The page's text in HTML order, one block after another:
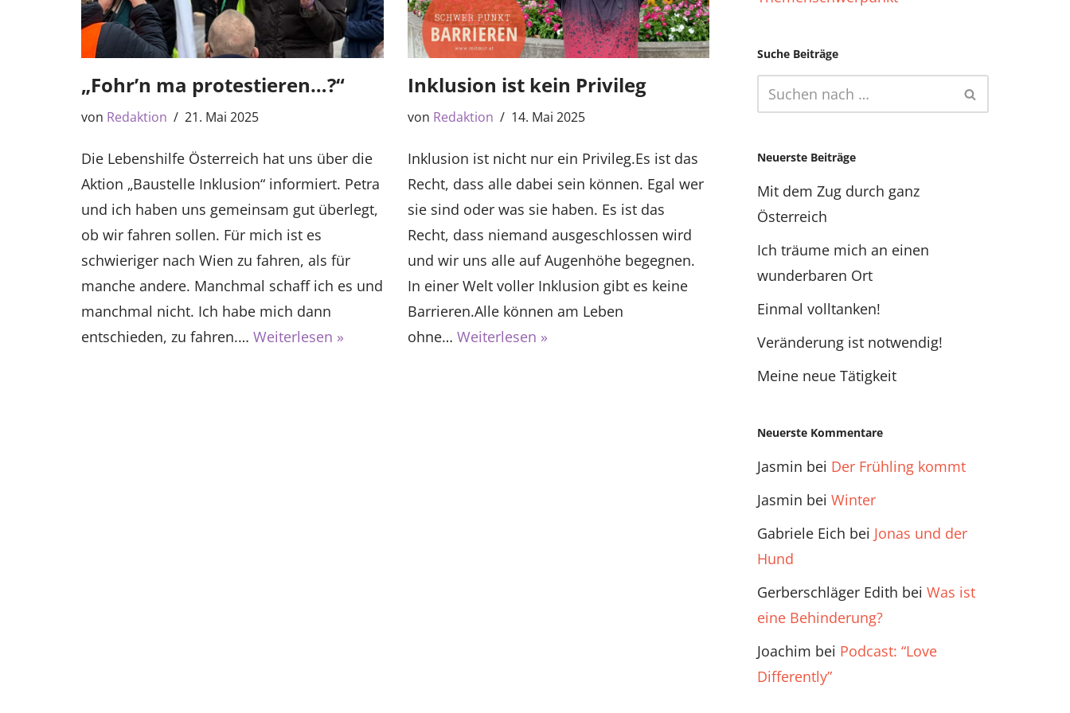
„Fohr’n ma protestieren…?“
von Redaktion 21. Mai 2025
Die Lebenshilfe Österreich hat uns über die
Aktion „Baustelle Inklusion“ informiert. Petra
und ich haben uns gemeinsam gut überlegt,
ob wir fahren sollen. Für mich ist es
schwieriger nach Wien zu fahren, als für
manche andere. Manchmal schaff ich es und
manchmal nicht. Ich habe mich dann
entschieden, zu fahren.… Weiterlesen »
Inklusion ist kein Privileg
von Redaktion 14. Mai 2025
Inklusion ist nicht nur ein Privileg.Es ist das
Recht, dass alle dabei sein können. Egal wer
sie sind oder was sie haben. Es ist das
Recht, dass niemand ausgeschlossen wird
und wir uns alle auf Augenhöhe begegnen.
In einer Welt voller Inklusion gibt es keine
Barrieren.Alle können am Leben
ohne… Weiterlesen »
Suche Beiträge
Neuerste Beiträge
Mit dem Zug durch ganz
Österreich
Ich träume mich an einen
wunderbaren Ort
Einmal volltanken!
Veränderung ist notwendig!
Meine neue Tätigkeit
Neuerste Kommentare
Jasmin bei Der Frühling kommt
Jasmin bei Winter
Gabriele Eich bei Jonas und der
Hund
Gerberschläger Edith bei Was ist
eine Behinderung?
Joachim bei Podcast: “Love
Differently”